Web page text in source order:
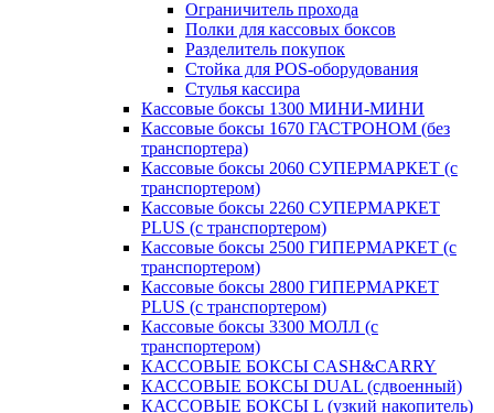
Ограничитель прохода
Полки для кассовых боксов
Разделитель покупок
Стойка для POS-оборудования
Стулья кассира
Кассовые боксы 1300 МИНИ-МИНИ
Кассовые боксы 1670 ГАСТРОНОМ (без
транспортера)
Кассовые боксы 2060 СУПЕРМАРКЕТ (с
транспортером)
Кассовые боксы 2260 СУПЕРМАРКЕТ
PLUS (с транспортером)
Кассовые боксы 2500 ГИПЕРМАРКЕТ (с
транспортером)
Кассовые боксы 2800 ГИПЕРМАРКЕТ
PLUS (с транспортером)
Кассовые боксы 3300 МОЛЛ (с
транспортером)
КАССОВЫЕ БОКСЫ CASH&CARRY
КАССОВЫЕ БОКСЫ DUAL (сдвоенный)
КАССОВЫЕ БОКСЫ L (узкий накопитель)